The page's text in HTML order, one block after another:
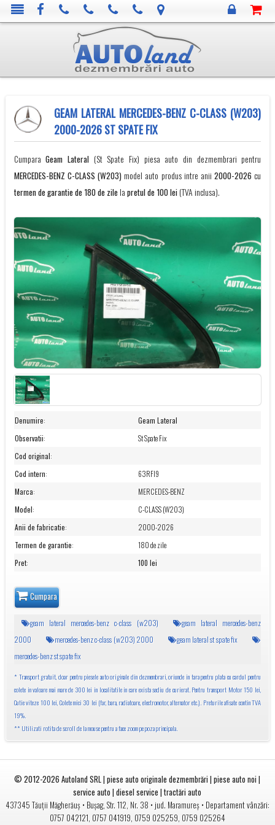
GEAM LATERAL MERCEDES-BENZ C-CLASS (W203)
2000-2026 ST SPATE FIX
CumparaGeam Lateral (St Spate Fix) piesa auto din dezmembrari pentru
MERCEDES-BENZ C-CLASS (W203) model auto produs intre anii2000-2026 cu
termen de garantie de 180 de zile la pretul de 100 lei(TVA inclusa).
Denumire:
Geam Lateral
Observatii:
St Spate Fix
Cod original:
Cod intern:
63RFI9
Marca:
MERCEDES-BENZ
Model:
C-CLASS (W203)
Anii de fabricatie:
2000-2026
Termen de garantie:
180 de zile
Pret: 100 lei
Cumpara
geam lateral mercedes-benz c-class (w203)
geam lateral mercedes-benz
2000
mercedes-benz c-class (w203) 2000
geam lateral st spate fix
mercedes-benz st spate fix
* Transport gratuit, doar pentru piesele auto originale din dezmembrari, oriunde in tara pentru plata cu cardul pentru
colete in valoare mai mare de 300 lei in localitatile in care exista sediu de curierat. Pentru transport Motor 150 lei,
Cutie viteze 100 lei, Colete mici 30 lei (far, bara, radiatoare, electromotor, alternator etc.). Preturile afisate contin TVA
19%.
** Utilizati rotita de scroll de la mouse pentru a face zoom pe poza principala.
© 2012-2026Autoland SRL | piese auto originale dezmembrări | piese auto noi |
service auto | diesel service | tractări auto
437345 Tăuții Măgherăuș• Bușag, Str. 112, Nr. 38 • jud. Maramureș • Departament vânzări:
0757 042121, 0757 041919, 0759 025259, 0759 025264